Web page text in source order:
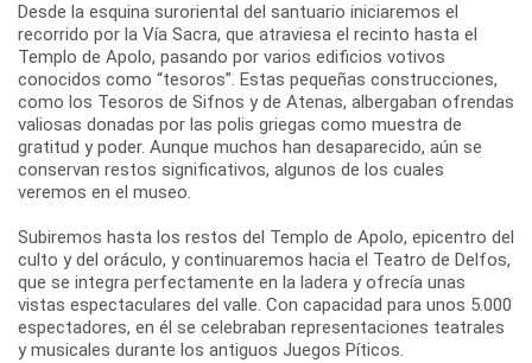
Desde la esquina suroriental del santuario iniciaremos el
recorrido por la Vía Sacra, que atraviesa el recinto hasta el
Templo de Apolo, pasando por varios edificios votivos
conocidos como “tesoros”. Estas pequeñas construcciones,
como los Tesoros de Sifnos y de Atenas, albergaban ofrendas
valiosas donadas por las polis griegas como muestra de
gratitud y poder. Aunque muchos han desaparecido, aún se
conservan restos significativos, algunos de los cuales
veremos en el museo.
Subiremos hasta los restos del Templo de Apolo, epicentro del
culto y del oráculo, y continuaremos hacia el Teatro de Delfos,
que se integra perfectamente en la ladera y ofrecía unas
vistas espectaculares del valle. Con capacidad para unos 5.000
espectadores, en él se celebraban representaciones teatrales
y musicales durante los antiguos Juegos Píticos.